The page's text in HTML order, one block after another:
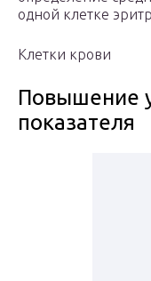
одной клетке
Клетки крови
Повышение
показателя